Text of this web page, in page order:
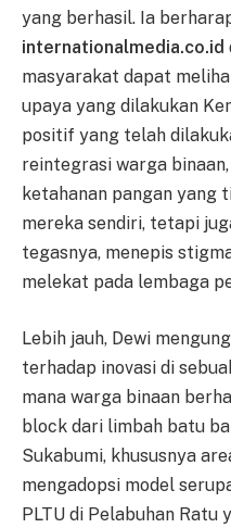
yang berhasil. Ia
internationalmedia.co.id
masyarakat dapat
upaya yang dilakukan
positif yang telah
reintegrasi warga
ketahanan pangan yang
mereka sendiri, tetapi
tegasnya, menepis
melekat pada lembaga
Lebih jauh, Dewi
terhadap inovasi di
mana warga binaan
block dari limbah batu
Sukabumi, khususnya
mengadopsi model
PLTU di Pelabuhan